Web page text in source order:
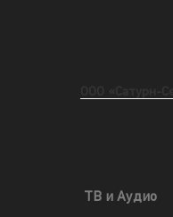
ТВ и Аудио